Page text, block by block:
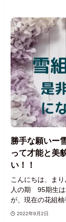
勝手な願いー
って才能と美
い！！
こんにちは、ま
人の期 95期生は
が、現在の花組
2022年9月2日